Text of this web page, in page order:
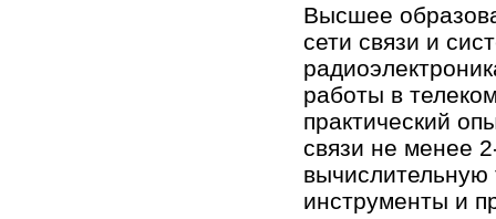
Высшее
сети связи и
работы в
практический
связи не менее
инструменты и